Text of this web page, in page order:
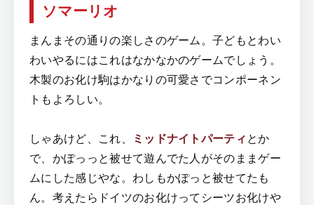
ソマーリオ
まんまその通りの楽しさのゲーム。子どもとわい
わいやるにはこれはなかなかのゲームでしょう。
木製のお化け駒はかなりの可愛さでコンポーネン
トもよろしい。
しゃあけど、これ、 ミッドナイトパーティとか
で、かぽっっと被せて遊んでた人がそのままゲー
ムにした感じやな。わしもかぽっと被せてたも
ん。考えたらドイツのお化けってシーツお化けや